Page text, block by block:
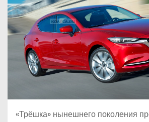
«Трёшка» нынешнего поколения